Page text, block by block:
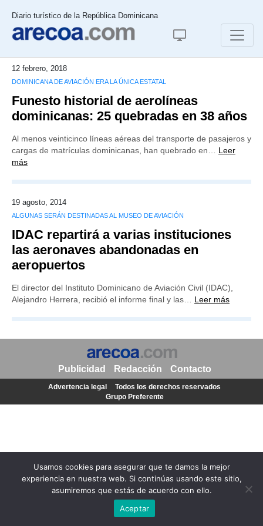
Diario turístico de la República Dominicana
12 febrero, 2018
DOMINICANA DE AVIACIÓN ERA LA ÚNICA ESTATAL
Funesto historial de aerolíneas
dominicanas: 25 quebradas en 38 años
Al menos veinticinco líneas aéreas del transporte de pasajeros y
cargas de matrículas dominicanas, han quebrado en… Leer
más
19 agosto, 2014
ALGUNAS SERÁN DESTINADAS AL MUSEO DE AVIACIÓN
IDAC repartirá a varias instituciones
las aeronaves abandonadas en
aeropuertos
El director del Instituto Dominicano de Aviación Civil (IDAC),
Alejandro Herrera, recibió el informe final y las… Leer más
Usamos cookies para asegurar que te damos la mejor
experiencia en nuestra web. Si continúas usando este sitio,
asumiremos que estás de acuerdo con ello.
Aceptar
Publicidad Redacción Contacto
Advertencia legal
Todos los derechos reservados
Grupo Preferente